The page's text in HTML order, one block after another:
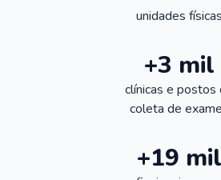
unidades físicas
+3 mil
clínicas e postos
coleta de
+19 mil